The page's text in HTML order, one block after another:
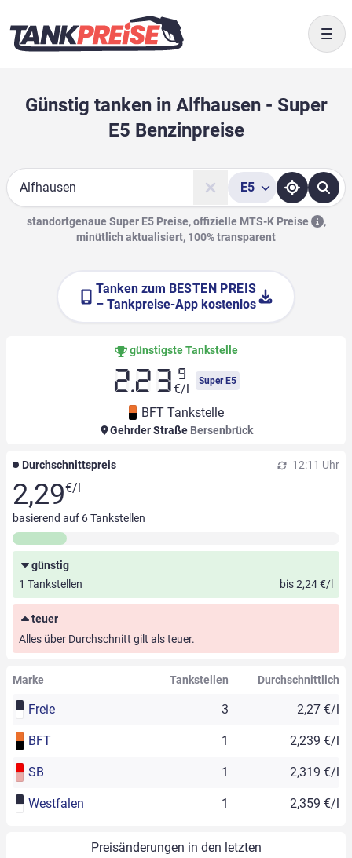
Günstig tanken in Alfhausen - Super
E5 Benzinpreise
Suche
E5
standortgenaue Super E5 Preise, offizielle MTS-K Preise
,
minütlich aktualisiert, 100% transparent
Tanken zum BESTEN PREIS
– Tankpreise-App kostenlos
günstigste Tankstelle
2.23 9
€/l
Super E5
BFT Tankstelle
Gehrder Straße Bersenbrück
Durchschnittspreis 12:11 Uhr
2,29€/l
basierend auf 6Tankstellen
günstig
1 Tankstellen
bis 2,24 €/l
teuer
Alles über Durchschnitt gilt als teuer.
Marke Tankstellen Durchschnittlich
Freie 3 2,27 €/l
BFT 1 2,239 €/l
SB 1 2,319 €/l
Westfalen 1 2,359 €/l
Preisänderungen in den letzten